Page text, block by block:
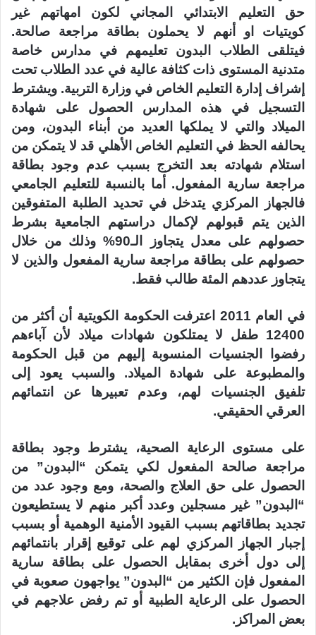
حق التعليم الابتدائي المجاني لكون امهاتهم غير
كويتيات او أنهم لا يحملون بطاقة مراجعة صالحة.
فيتلقى الطلاب البدون تعليمهم في مدارس خاصة
متدنية المستوى ذات كثافة عالية في عدد الطلاب تحت
إشراف إدارة التعليم الخاص في وزارة التربية. ويشترط
التسجيل في هذه المدارس الحصول على شهادة
الميلاد والتي لا يملكها العديد من أبناء البدون، ومن
يحالفه الحظ في التعليم الخاص الأهلي قد لا يتمكن من
استلام شهادته بعد التخرج بسبب عدم وجود بطاقة
مراجعة سارية المفعول. أما بالنسبة للتعليم الجامعي
فالجهاز المركزي يتدخل في تحديد الطلبة المتفوقين
الذين يتم قبولهم لإكمال دراستهم الجامعية بشرط
حصولهم على معدل يتجاوز الـ90% وذلك من خلال
حصولهم على بطاقة مراجعة سارية المفعول والذين لا
يتجاوز عددهم المئة طالب فقط.
في العام 2011 اعترفت الحكومة الكويتية أن أكثر من
12400 طفل لا يمتلكون شهادات ميلاد لأن آباءهم
رفضوا الجنسيات المنسوبة إليهم من قبل الحكومة
والمطبوعة على شهادة الميلاد. والسبب يعود إلى
تلفيق الجنسيات لهم، وعدم تعبيرها عن انتمائهم
العرقي الحقيقي.
على مستوى الرعاية الصحية، يشترط وجود بطاقة
مراجعة صالحة المفعول لكي يتمكن “البدون” من
الحصول على حق العلاج والصحة، ومع وجود عدد من
“البدون” غير مسجلين وعدد أكبر منهم لا يستطيعون
تجديد بطاقاتهم بسبب القيود الأمنية الوهمية أو بسبب
إجبار الجهاز المركزي لهم على توقيع إقرار بانتمائهم
إلى دول أخرى بمقابل الحصول على بطاقة سارية
المفعول فإن الكثير من “البدون” يواجهون صعوبة في
الحصول على الرعاية الطبية أو تم رفض علاجهم في
بعض المراكز.